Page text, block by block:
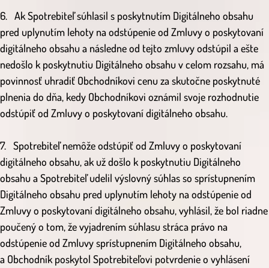
6. Ak Spotrebiteľ súhlasil s poskytnutím Digitálneho obsahu
pred uplynutím lehoty na odstúpenie od Zmluvy o poskytovaní
digitálneho obsahu a následne od tejto zmluvy odstúpil a ešte
nedošlo k poskytnutiu Digitálneho obsahu v celom rozsahu, má
povinnosť uhradiť Obchodníkovi cenu za skutočne poskytnuté
plnenia do dňa, kedy Obchodníkovi oznámil svoje rozhodnutie
odstúpiť od Zmluvy o poskytovaní digitálneho obsahu.
7. Spotrebiteľ nemôže odstúpiť od Zmluvy o poskytovaní
digitálneho obsahu, ak už došlo k poskytnutiu Digitálneho
obsahu a Spotrebiteľ udelil výslovný súhlas so sprístupnením
Digitálneho obsahu pred uplynutím lehoty na odstúpenie od
Zmluvy o poskytovaní digitálneho obsahu, vyhlásil, že bol riadne
poučený o tom, že vyjadrením súhlasu stráca právo na
odstúpenie od Zmluvy sprístupnením Digitálneho obsahu,
a Obchodník poskytol Spotrebiteľovi potvrdenie o vyhlásení